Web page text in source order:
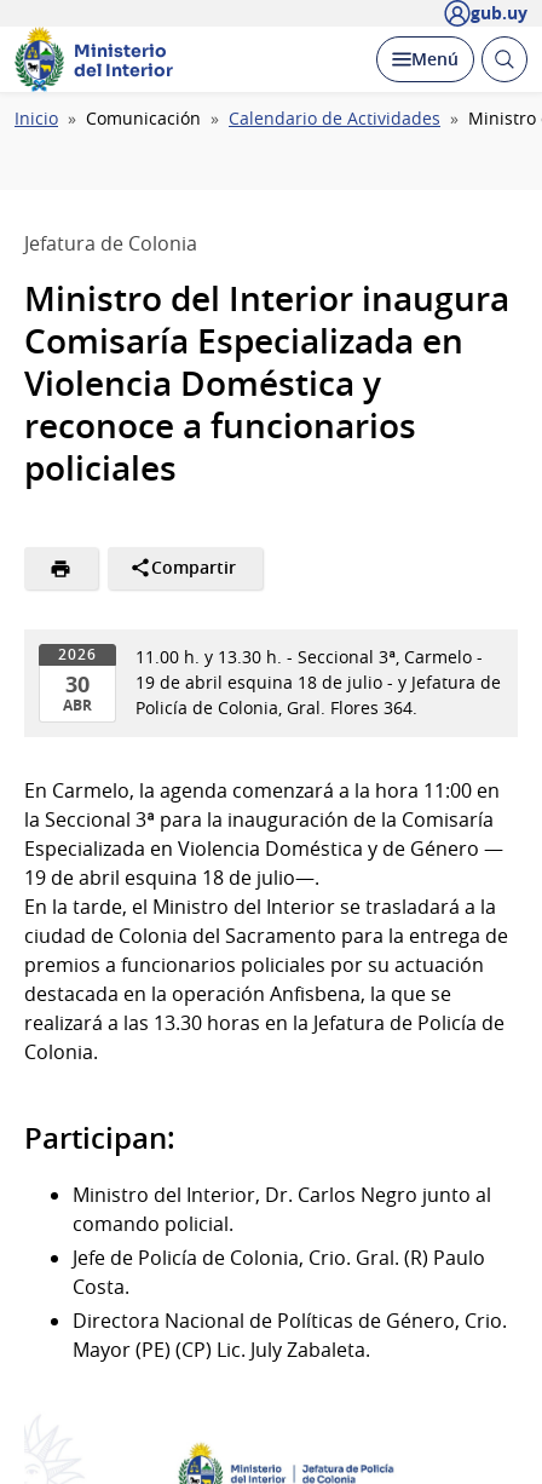
gub.uy
Ministerio
del Interior
Desplegar
Menú Abrir
Ruta
Inicio Comunicación Calendario de Actividades Ministro
Jefatura de Colonia
Ministro del Interior inaugura
Comisaría Especializada en
Violencia Doméstica y
reconoce a funcionarios
policiales
Compartir
2026
30
ABR
Abr
del
2026
11.00 h. y 13.30 h. - Seccional 3ª, Carmelo -
19 de abril esquina 18 de julio - y Jefatura de
Policía de Colonia, Gral. Flores 364.
En Carmelo, la agenda comenzará a la hora 11:00 en
la Seccional 3ª para la inauguración de la Comisaría
Especializada en Violencia Doméstica y de Género —
19 de abril esquina 18 de julio—.
En la tarde, el Ministro del Interior se trasladará a la
ciudad de Colonia del Sacramento para la entrega de
premios a funcionarios policiales por su actuación
destacada en la operación Anfisbena, la que se
realizará a las 13.30 horas en la Jefatura de Policía de
Colonia.
Participan:
Ministro del Interior, Dr. Carlos Negro junto al
comando policial.
Jefe de Policía de Colonia, Crio. Gral. (R) Paulo
Costa.
Directora Nacional de Políticas de Género, Crio.
Mayor (PE) (CP) Lic. July Zabaleta.